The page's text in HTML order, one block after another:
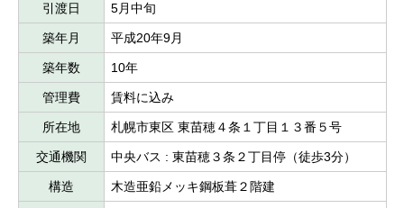
引渡日 5月中旬
築年月 平成20年9月
築年数 10年
管理費 賃料に込み
所在地 札幌市東区 東苗穂４条１丁目１３番５号
交通機関 中央バス : 東苗穂３条２丁目停（徒歩3分）
構造 木造亜鉛メッキ鋼板葺２階建